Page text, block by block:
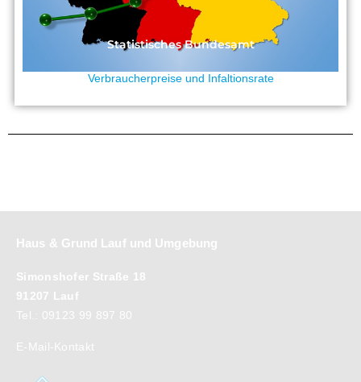
Statistisches Bundesamt
Verbraucherpreise und Infaltionsrate
Haus & Grund Lauf und Umgebung
Simonshofer Straße 18
91207 Lauf
Tel.: 09123 99 897 80
E-Mail-Kontakt